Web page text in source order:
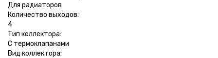
Для радиаторов
Количество выходов:
4
Тип коллектора:
С термоклапанами
Вид коллектора: